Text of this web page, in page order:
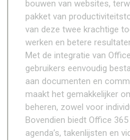
bouwen van websites,
pakket van
van deze twee krachtige
werken en betere
Met de integratie van
gebruikers eenvoudig
aan documenten en
maakt het gemakkelijker
beheren, zowel voor
Bovendien biedt Office
agenda’s, takenlijsten en